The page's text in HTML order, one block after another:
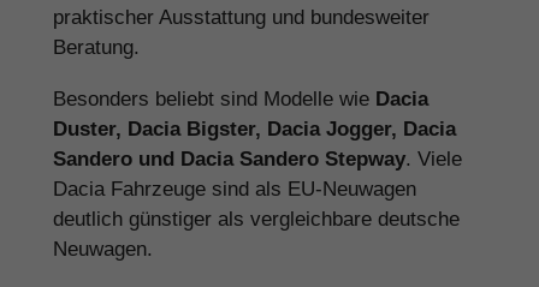
praktischer Ausstattung und bundesweiter
Beratung.
Besonders beliebt sind Modelle wie Dacia
Duster, Dacia Bigster, Dacia Jogger, Dacia
Sandero und Dacia Sandero Stepway. Viele
Dacia Fahrzeuge sind als EU-Neuwagen
deutlich günstiger als vergleichbare deutsche
Neuwagen.